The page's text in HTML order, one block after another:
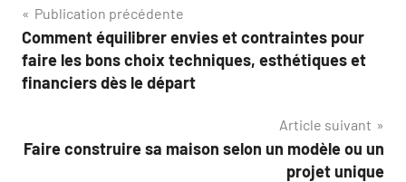
Navigation
de
l’article
Publication précédente
Comment équilibrer envies et contraintes pour
faire les bons choix techniques, esthétiques et
financiers dès le départ
Article suivant
Faire construire sa maison selon un modèle ou un
projet unique